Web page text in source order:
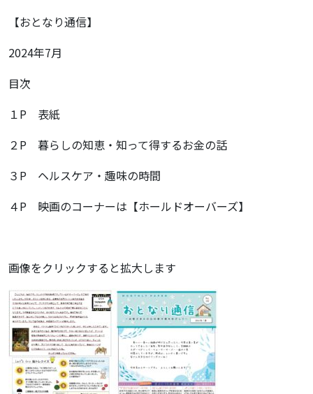
【おとなり通信】
2024年7月
目次
１P 表紙
２P 暮らしの知恵・知って得するお金の話
３P ヘルスケア・趣味の時間
４P 映画のコーナーは【ホールドオーバーズ】
画像をクリックすると拡大します